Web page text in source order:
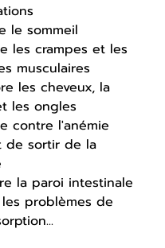
le sommeil
les crampes et les
musculaires
les cheveux, la
les ongles
contre l'anémie
de sortir de la
la paroi intestinale
problèmes de